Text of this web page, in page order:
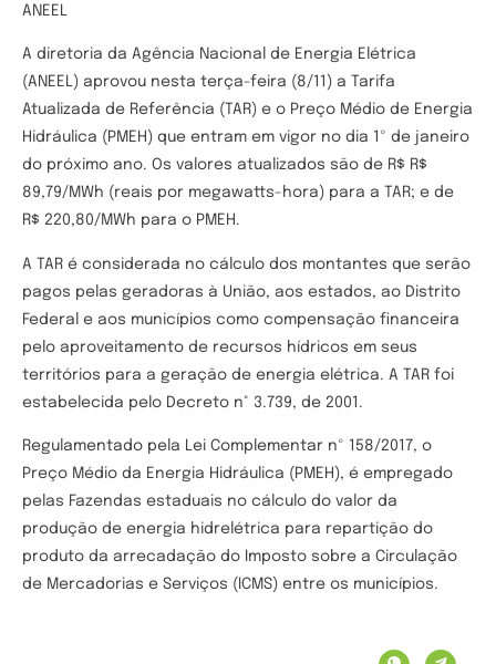
ANEEL
A diretoria da Agência Nacional de Energia Elétrica
(ANEEL) aprovou nesta terça-feira (8/11) a Tarifa
Atualizada de Referência (TAR) e o Preço Médio de Energia
Hidráulica (PMEH) que entram em vigor no dia 1º de janeiro
do próximo ano. Os valores atualizados são de R$ R$
89,79/MWh (reais por megawatts-hora) para a TAR; e de
R$ 220,80/MWh para o PMEH.
A TAR é considerada no cálculo dos montantes que serão
pagos pelas geradoras à União, aos estados, ao Distrito
Federal e aos municípios como compensação financeira
pelo aproveitamento de recursos hídricos em seus
territórios para a geração de energia elétrica. A TAR foi
estabelecida pelo Decreto n° 3.739, de 2001.
Regulamentado pela Lei Complementar nº 158/2017, o
Preço Médio da Energia Hidráulica (PMEH), é empregado
pelas Fazendas estaduais no cálculo do valor da
produção de energia hidrelétrica para repartição do
produto da arrecadação do Imposto sobre a Circulação
de Mercadorias e Serviços (ICMS) entre os municípios.